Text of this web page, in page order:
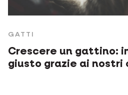
GATTI
Crescere un gattino:
giusto grazie ai nostri